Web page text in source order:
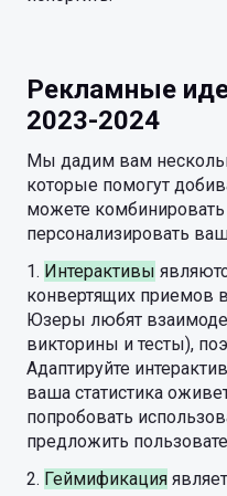
Рекламные
2023-2024
Мы дадим вам
которые помогут
можете
персонализировать
1. Интерактивы
конвертящих приемов
Юзеры любят
викторины и тесты),
Адаптируйте
ваша статистика
попробовать
предложить
2. Геймификация